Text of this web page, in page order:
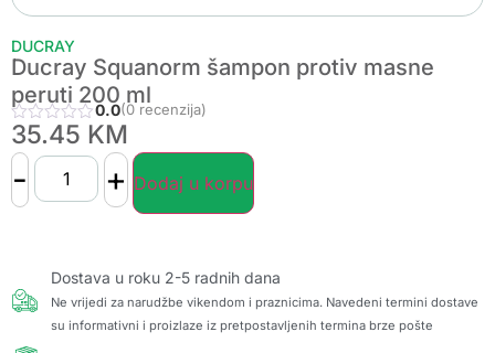
DUCRAY
Ducray Squanorm šampon protiv masne
peruti 200 ml
0.0(0 recenzija)
35.45 KM
- + Dodaj u korpu
Dostava u roku 2-5 radnih dana
Ne vrijedi za narudžbe vikendom i praznicima. Navedeni termini dostave
su informativni i proizlaze iz pretpostavljenih termina brze pošte